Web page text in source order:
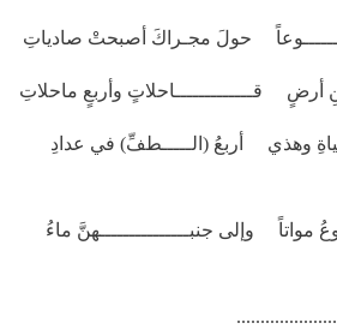
حولَ مجـراكَ أصبحتْ صادياتِ
قـــــــــــــاحلاتٍ وأربعٍ ماحلاتِ
وهذي أربعُ (الـــــطفِّ) في عدادِ
مواتاً وإلى جنبـــــــــــــــهنَّ ماءُ